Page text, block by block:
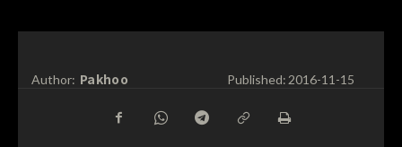
Author: Pakhoo Published:2016-11-15